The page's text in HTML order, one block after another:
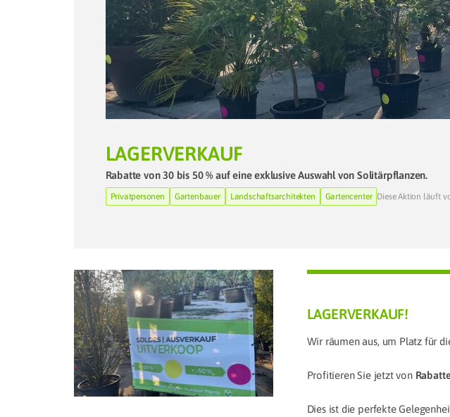
LAGERVERKAUF
Rabatte von 30 bis 50 % auf eine exklusive Auswahl von Solitärpflanzen.
Privatpersonen Gartenbauer Landschaftsarchitekten Gartencenter Diese Aktion läuft
LAGERVERKAUF!
Wir räumen aus, um Platz für
Profitieren Sie jetzt von
Dies ist die perfekte